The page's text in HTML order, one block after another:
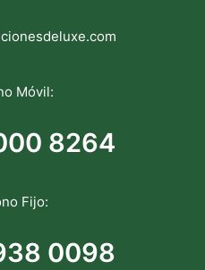
Móvil:
8264
Fijo:
0098